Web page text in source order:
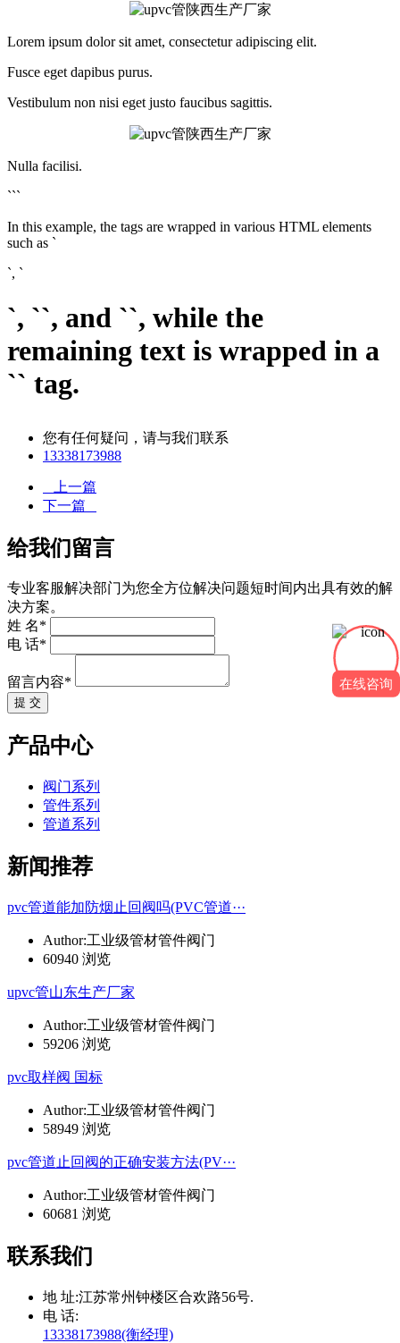
Lorem ipsum dolor sit amet, consectetur adipiscing elit.
Fusce eget dapibus purus.
Vestibulum non nisi eget justo faucibus sagittis.
Nulla facilisi.
```
In this example, the tags are wrapped in various HTML elements
such as `
`, `
`, ``, and ``, while the
remaining text is wrapped in a
`` tag.
您有任何疑问，请与我们联系
13338173988
上一篇
下一篇
给我们留言
专业客服解决部门为您全方位解决问题短时间内出具有效的解
决方案。
姓 名*
电 话*
留言内容*
提 交
产品中心
阀门系列
管件系列
管道系列
新闻推荐
pvc管道能加防烟止回阀吗(PVC管道···
Author:工业级管材管件阀门
60940 浏览
upvc管山东生产厂家
Author:工业级管材管件阀门
59206 浏览
pvc取样阀 国标
Author:工业级管材管件阀门
58949 浏览
pvc管道止回阀的正确安装方法(PV···
Author:工业级管材管件阀门
60681 浏览
联系我们
地 址:江苏常州钟楼区合欢路56号.
电 话:
13338173988(衡经理)
在线咨询